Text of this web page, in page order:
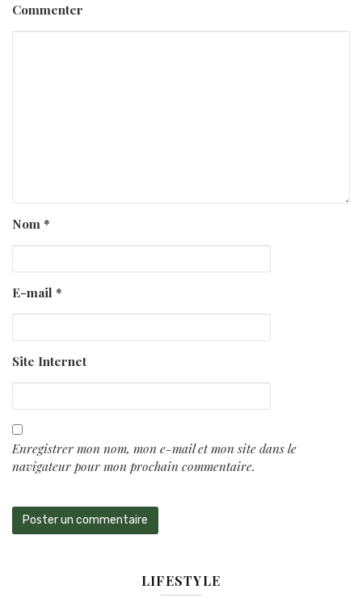
Commenter
Nom *
E-mail *
Site Internet
Enregistrer mon nom, mon e-mail et mon site dans le
navigateur pour mon prochain commentaire.
LIFESTYLE